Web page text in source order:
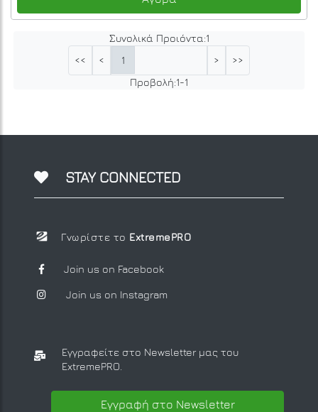
Συνολικά Προιόντα:1
<<
< 1 >
>>
Προβολή:1-1
STAY CONNECTED
Γνωρίστε το ExtremePRO
Join us on Facebook
Join us on Instagram
Εγγραφείτε στο Newsletter μας του
ExtremePRO.
Εγγραφή στο Newsletter